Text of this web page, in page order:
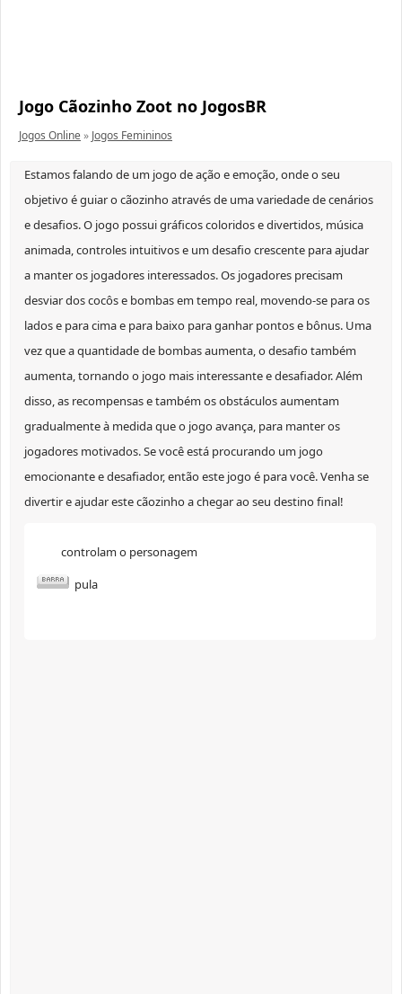
Jogo Cãozinho Zoot no JogosBR
Jogos Online» Jogos Femininos
Estamos falando de um jogo de ação e emoção, onde o seu
objetivo é guiar o cãozinho através de uma variedade de cenários
e desafios. O jogo possui gráficos coloridos e divertidos, música
animada, controles intuitivos e um desafio crescente para ajudar
a manter os jogadores interessados. Os jogadores precisam
desviar dos cocôs e bombas em tempo real, movendo-se para os
lados e para cima e para baixo para ganhar pontos e bônus. Uma
vez que a quantidade de bombas aumenta, o desafio também
aumenta, tornando o jogo mais interessante e desafiador. Além
disso, as recompensas e também os obstáculos aumentam
gradualmente à medida que o jogo avança, para manter os
jogadores motivados. Se você está procurando um jogo
emocionante e desafiador, então este jogo é para você. Venha se
divertir e ajudar este cãozinho a chegar ao seu destino final!
controlam o personagem
pula